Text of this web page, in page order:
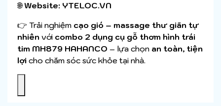
🌐Website: YTELOC.VN
👉 Trải nghiệm cạo gió – massage thư giãn tự
nhiên với combo 2 dụng cụ gỗ thơm hình trái
tim MH879 HAHANCO – lựa chọn an toàn, tiện
lợi cho chăm sóc sức khỏe tại nhà.